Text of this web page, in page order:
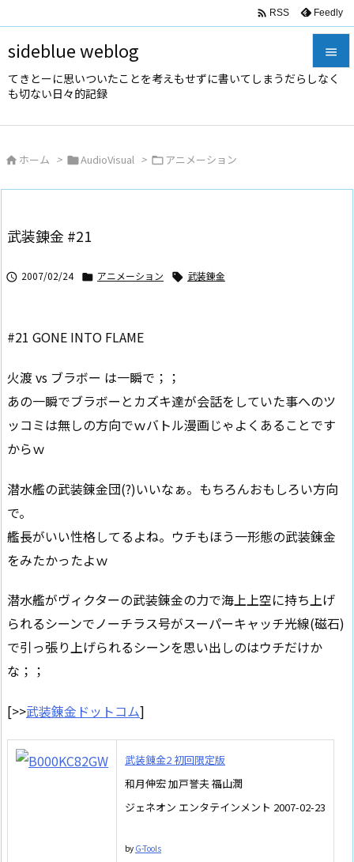
sideblue weblog
てきとーに思いついたことを考えもせずに書いてしまうだらしなく
も切ない日々的記録



 RSS Feedly
 ホーム > AudioVisual > アニメーション
武装錬金 #21
 2007/02/24  アニメーション  武装錬金
#21 GONE INTO FLAME
火渡 vs ブラボー は一瞬で；；
あの一瞬でブラボーとカズキ達が会話をしていた事へのツ
ッコミは無しの方向でｗバトル漫画じゃよくあることです
からｗ
潜水艦の武装錬金団(?)いいなぁ。もちろんおもしろい方向
で。
艦長がいい性格してるよね。ウチもほう一形態の武装錬金
をみたかったよｗ
潜水艦がヴィクターの武装錬金の力で海上上空に持ち上げ
られるシーンでノーチラス号がスーパーキャッチ光線(磁石)
で引っ張り上げられるシーンを思い出しのはウチだけか
な；；
[>>武装錬金ドットコム]
武装錬金2 初回限定版
和月伸宏 加戸誉夫 福山潤
ジェネオン エンタテインメント 2007-02-23
by G-Tools